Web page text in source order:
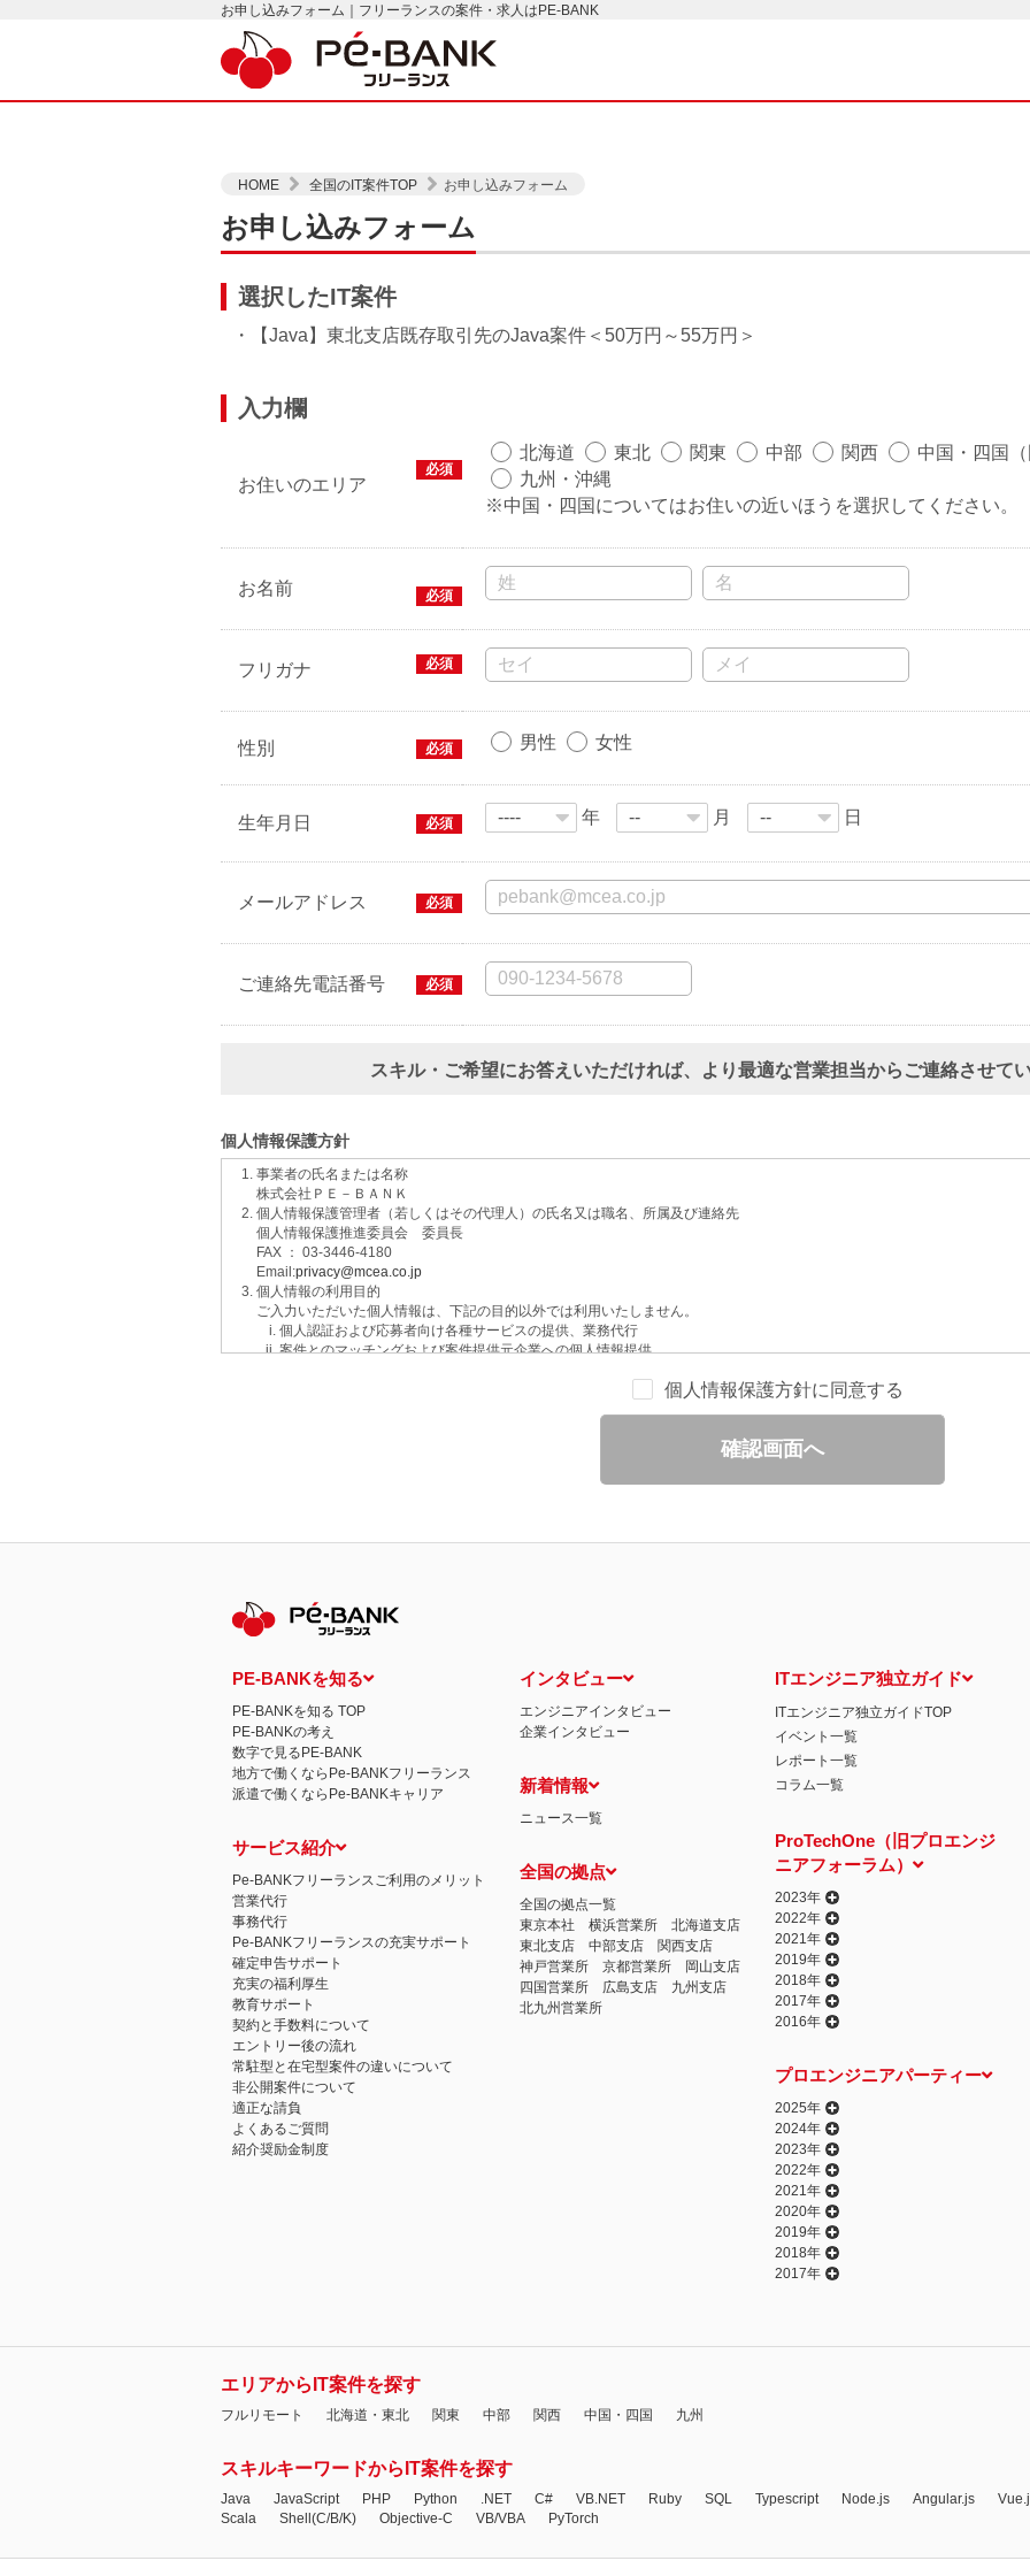
お申し込みフォーム｜フリーランスの案件・求人はPE-BANK
HOME 全国のIT案件TOP お申し込みフォーム
お申し込みフォーム
選択したIT案件
・【Java】東北支店既存取引先のJava案件 50万円～55万円
入力欄
お住いのエリア
必須
北海道 東北 関東 中部 関西 中国・四国（
九州・沖縄
※中国・四国についてはお住いの近いほうを選択してください。
お名前 必須
フリガナ 必須
性別 必須 男性 女性
生年月日 必須 年 月 日
メールアドレス 必須
ご連絡先電話番号 必須
スキル・ご希望にお答えいただければ、より最適な営業担当からご連絡させて
個人情報保護方針
事業者の氏名または名称
株式会社ＰＥ－ＢＡＮＫ
個人情報保護管理者（若しくはその代理人）の氏名又は職名、所属及び連絡先
個人情報保護推進委員会 委員長
FAX ： 03-3446-4180
Email:privacy@mcea.co.jp
個人情報の利用目的
ご入力いただいた個人情報は、下記の目的以外では利用いたしません。
個人認証および応募者向け各種サービスの提供、業務代行
案件とのマッチングおよび案件提供元企業への個人情報提供
当社運営のウェブサイト訪問前にクリックされている広告の情報（クリック日や広告掲載サイトなど）を取得のうえ、情
取得した個人情報は法令等による場合を除いて第三者に提供することはありません。
保有個人データの開示等および問い合わせ窓口について
開示等に応ずる窓口は、下記 個人情報相談窓口になります。
認定個人情報保護団体の名称および、苦情の解決の申出先
苦情の解決の申出先
相談・苦情受付窓口
住所 〒108-0074 東京都港区高輪二丁目15番8号 グレイスビル泉岳寺前
TEL： 03-6311-7161 FAX： 03-4415-2032
本人が容易に認識できない方法による個人情報の取得
当ウェブサイトでは、広告配信事業者が提供するプログラムを利用し、特定のサイトにおいて行動ターゲティング広告（サ
心にあわせて広告を配信する広告手法）を行っております。 その際、ユーザーのサイト訪問履歴情報を採取するためCookie
別できるような情報は一切含まれておりません）。
個人情報の安全管理措置について
取得した個人情報については、漏洩、減失またはき損の防止と是正、その他個人情報の安全管理のために必要かつ適切な措置
当社の個人情報の取扱いに関する苦情、相談等の問合せ先
株式会社ＰＥ－ＢＡＮＫ 個人情報相談窓口
FAX：03-3446-4180
Email： privacy@mcea.co.jp
個人情報保護方針に同意する
確認画面へ
PE-BANKを知る
PE-BANKを知る TOP
PE-BANKの考え
数字で見るPE-BANK
地方で働くならPe-BANKフリーランス
派遣で働くならPe-BANKキャリア
サービス紹介
Pe-BANKフリーランスご利用のメリット
営業代行
事務代行
Pe-BANKフリーランスの充実サポート
確定申告サポート
充実の福利厚生
教育サポート
契約と手数料について
エントリー後の流れ
常駐型と在宅型案件の違いについて
非公開案件について
適正な請負
よくあるご質問
紹介奨励金制度
インタビュー
エンジニアインタビュー
企業インタビュー
新着情報
ニュース一覧
全国の拠点
全国の拠点一覧
東京本社
横浜営業所
北海道支店
東北支店
中部支店
関西支店
神戸営業所
京都営業所
岡山支店
四国営業所
広島支店
九州支店
北九州営業所
ITエンジニア独立ガイド
ITエンジニア独立ガイドTOP
イベント一覧
レポート一覧
コラム一覧
ProTechOne（旧プロエンジ
ニアフォーラム）
2023年
2022年
2021年
2019年
2018年
2017年
2016年
プロエンジニアパーティー
2025年
2024年
2023年
2022年
2021年
2020年
2019年
2018年
2017年
エリアからIT案件を探す
フルリモート 北海道・東北 関東 中部 関西 中国・四国 九州
スキルキーワードからIT案件を探す
Java JavaScript PHP Python .NET C# VB.NET Ruby SQL Typescript Node.js Angular.js
Scala
Shell(C/B/K) Objective-C VB/VBA PyTorch